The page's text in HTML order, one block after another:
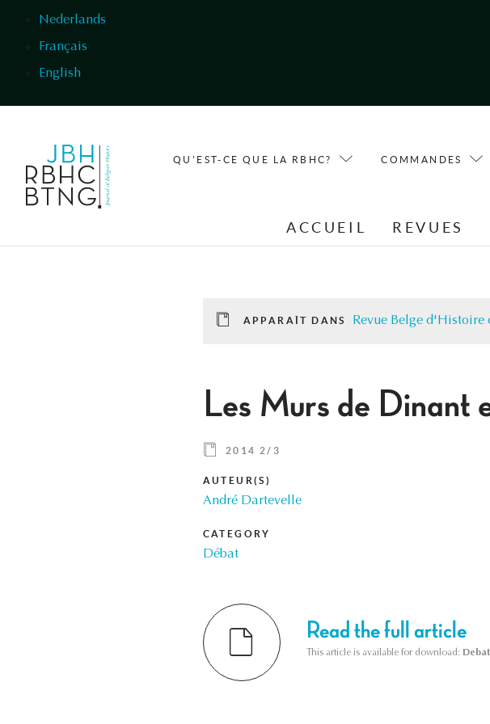
Nederlands
Français
English
QU'EST-CE QUE LA RBHC? COMMANDES
ACCUEIL REVUES
APPARAÎT DANS Revue Belge d'Histoire
Les Murs de Dinant
2014 2/3
AUTEUR(S)
André Dartevelle
CATEGORY
Débat
Read the full article
This article is available for download: